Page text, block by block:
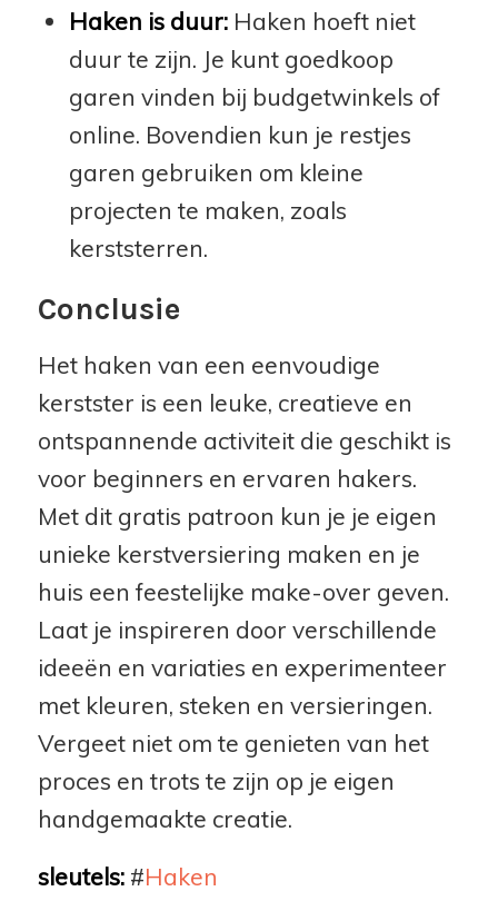
Haken is duur:Haken hoeft niet
duur te zijn. Je kunt goedkoop
garen vinden bij budgetwinkels of
online. Bovendien kun je restjes
garen gebruiken om kleine
projecten te maken, zoals
kerststerren.
Conclusie
Het haken van een eenvoudige
kerstster is een leuke, creatieve en
ontspannende activiteit die geschikt is
voor beginners en ervaren hakers.
Met dit gratis patroon kun je je eigen
unieke kerstversiering maken en je
huis een feestelijke make-over geven.
Laat je inspireren door verschillende
ideeën en variaties en experimenteer
met kleuren, steken en versieringen.
Vergeet niet om te genieten van het
proces en trots te zijn op je eigen
handgemaakte creatie.
sleutels:#Haken